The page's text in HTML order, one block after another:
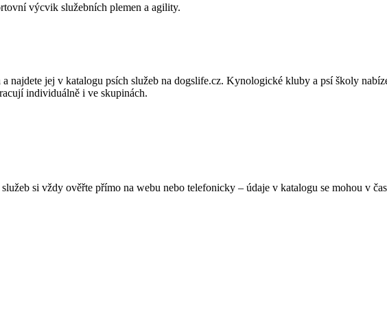
výcvik služebních plemen a agility.
najdete jej v katalogu psích služeb na dogslife.cz. Kynologické kluby a psí školy
individuálně i ve skupinách.
si vždy ověřte přímo na webu nebo telefonicky – údaje v katalogu se mohou v